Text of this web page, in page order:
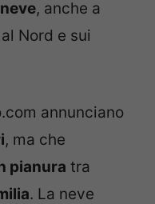
, anche a
Nord e sui
annunciano
, ma che
pianura tra
. La neve